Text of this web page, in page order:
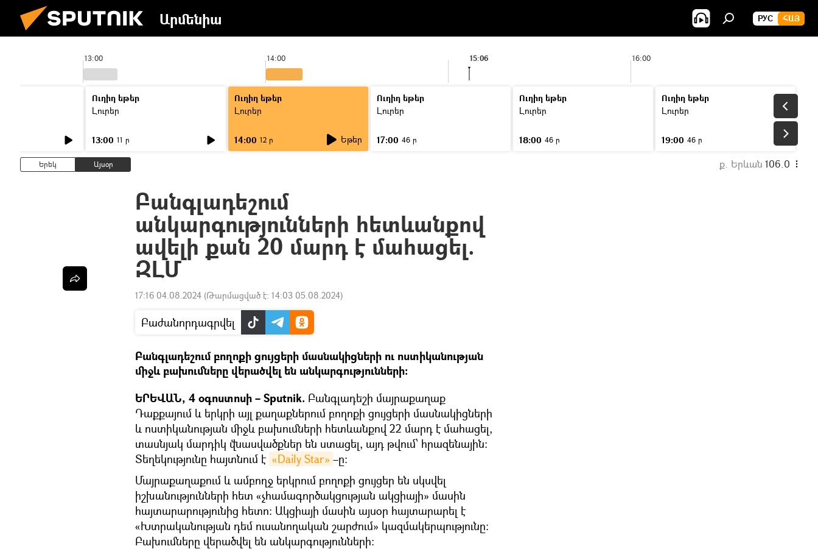
Արմենիա РУС ՀԱՅ
13:00 14:00 16:00
15:06
Ուղիղ եթեր
Լուրեր
13:00 11 ր
Ուղիղ եթեր
Լուրեր
14:00 12 ր Եթեր
Ուղիղ եթեր
Լուրեր
17:00 46 ր
Ուղիղ եթեր
Լուրեր
18:00 46 ր
Ուղիղ եթեր
Լուրեր
19:00 46 ր
Երեկ Այսօր ք. Երևան 106.0
Բանգլադեշում
անկարգությունների հետևանքով
ավելի քան 20 մարդ է մահացել.
ԶԼՄ
17:16 04.08.2024 (Թարմացված է: 14:03 05.08.2024)
Բաժանորդագրվել
Բանգլադեշում բողոքի ցույցերի մասնակիցների ու ոստիկանության
միջև բախումները վերածվել են անկարգությունների։
ԵՐԵՎԱՆ, 4 օգոստոսի – Sputnik. Բանգլադեշի մայրաքաղաք
Դաքքայում և երկրի այլ քաղաքներում բողոքի ցույցերի մասնակիցների
և ոստիկանության միջև բախումների հետևանքով 22 մարդ է մահացել,
տասնյակ մարդիկ վնասվածքներ են ստացել, այդ թվում՝ հրազենային:
Տեղեկությունը հայտնում է «Daily Star» –ը:
Մայրաքաղաքում և ամբողջ երկրում բողոքի ցույցեր են սկսվել
իշխանությունների հետ «չհամագործակցության ակցիայի» մասին
հայտարարությունից հետո։ Ակցիայի մասին այսօր հայտարարել է
«Խտրականության դեմ ուսանողական շարժում» կազմակերպությունը:
Բախումները վերածվել են անկարգությունների։